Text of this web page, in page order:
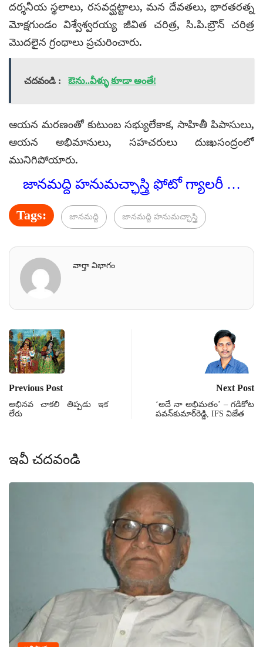
దర్శనీయ స్థలాలు, రసవద్ఘట్టాలు, మన దేవతలు, భారతరత్న
మోక్షగుండం విశ్వేశ్వరయ్య జీవిత చరిత్ర, సి.పి.బ్రౌన్ చరిత్ర
మొదలైన గ్రంథాలు ప్రచురించారు.
చదవండి : ఔను..వీళ్ళు కూడా అంతే!
ఆయన మరణంతో కుటుంబ సభ్యులేకాక, సాహితీ పిపాసులు,
ఆయన అభిమానులు, సహచరులు దుఃఖసంద్రంలో
మునిగిపోయారు.
జానమద్ది హనుమచ్ఛాస్త్రి ఫోటో గ్యాలరీ …
Tags: జానమద్ది జానమద్ది హనుమచ్ఛాస్త్రి
వార్తా విభాగం
Previous Post
అభినవ చాకలి తిప్పడు ఇక
లేరు
Next Post
‘అదే నా అభిమతం’ – గడికోట
పవన్‌కుమార్‌రెడ్డి, IFS విజేత
ఇవీ చదవండి